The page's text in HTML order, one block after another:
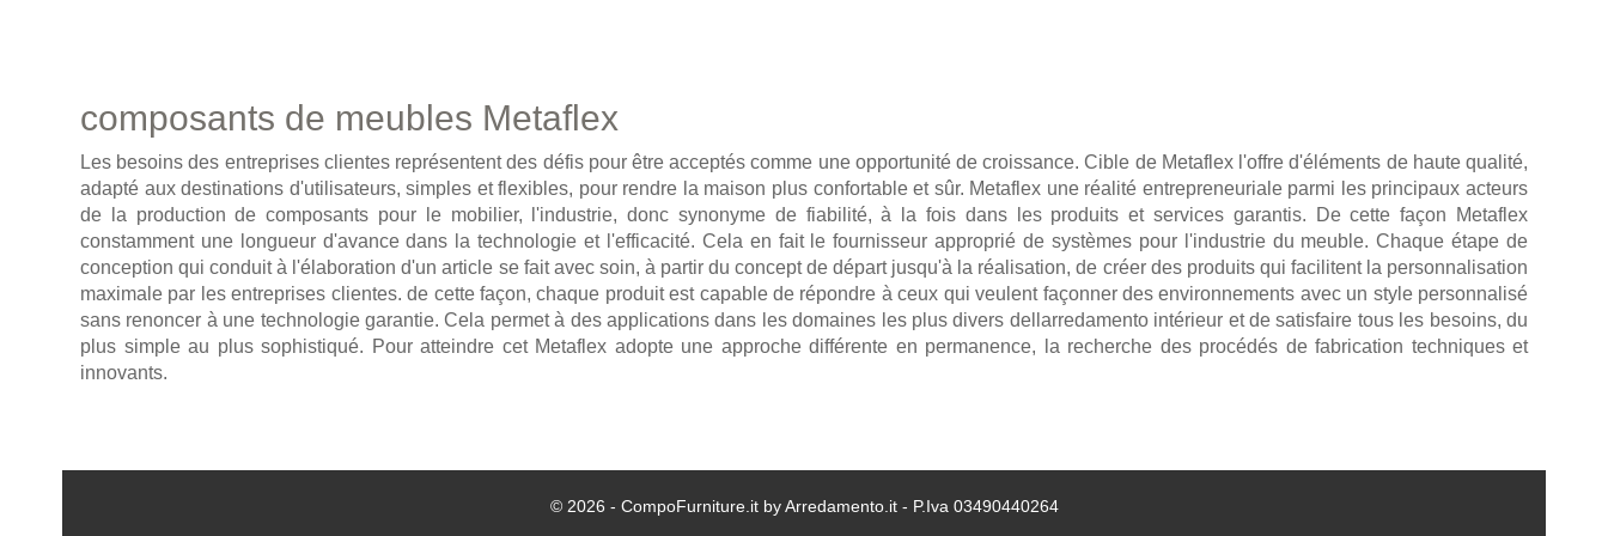
composants de meubles Metaflex
Les besoins des entreprises clientes représentent des défis pour être acceptés comme une opportunité de croissance. Cible de Metaflex l'offre d'éléments de haute qualité,
adapté aux destinations d'utilisateurs, simples et flexibles, pour rendre la maison plus confortable et sûr. Metaflex une réalité entrepreneuriale parmi les principaux acteurs
de la production de composants pour le mobilier, l'industrie, donc synonyme de fiabilité, à la fois dans les produits et services garantis. De cette façon Metaflex
constamment une longueur d'avance dans la technologie et l'efficacité. Cela en fait le fournisseur approprié de systèmes pour l'industrie du meuble. Chaque étape de
conception qui conduit à l'élaboration d'un article se fait avec soin, à partir du concept de départ jusqu'à la réalisation, de créer des produits qui facilitent la personnalisation
maximale par les entreprises clientes. de cette façon, chaque produit est capable de répondre à ceux qui veulent façonner des environnements avec un style personnalisé
sans renoncer à une technologie garantie. Cela permet à des applications dans les domaines les plus divers dellarredamento intérieur et de satisfaire tous les besoins, du
plus simple au plus sophistiqué. Pour atteindre cet Metaflex adopte une approche différente en permanence, la recherche des procédés de fabrication techniques et
innovants.
© 2026 - CompoFurniture.it by Arredamento.it - P.Iva 03490440264